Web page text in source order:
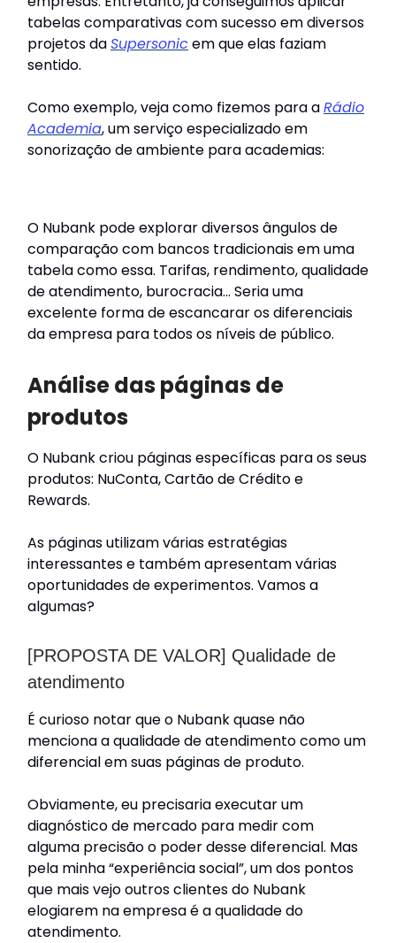
tabelas comparativas com sucesso em diversos
projetos daSupersonicem que elas faziam
sentido.
Como exemplo, veja como fizemos para aRádio
Academia, um serviço especializado em
sonorização de ambiente para academias:
O Nubank pode explorar diversos ângulos de
comparação com bancos tradicionais em uma
tabela como essa. Tarifas, rendimento, qualidade
de atendimento, burocracia… Seria uma
excelente forma de escancarar os diferenciais
da empresa para todos os níveis de público.
Análise das páginas de
produtos
O Nubank criou páginas específicas para os seus
produtos: NuConta, Cartão de Crédito e
Rewards.
As páginas utilizam várias estratégias
interessantes e também apresentam várias
oportunidades de experimentos. Vamos a
algumas?
[PROPOSTA DE VALOR] Qualidade de
atendimento
É curioso notar que o Nubank quase não
menciona a qualidade de atendimento como um
diferencial em suas páginas de produto.
Obviamente, eu precisaria executar um
diagnóstico de mercado para medir com
alguma precisão o poder desse diferencial. Mas
pela minha “experiência social”, um dos pontos
que mais vejo outros clientes do Nubank
elogiarem na empresa é a qualidade do
atendimento.